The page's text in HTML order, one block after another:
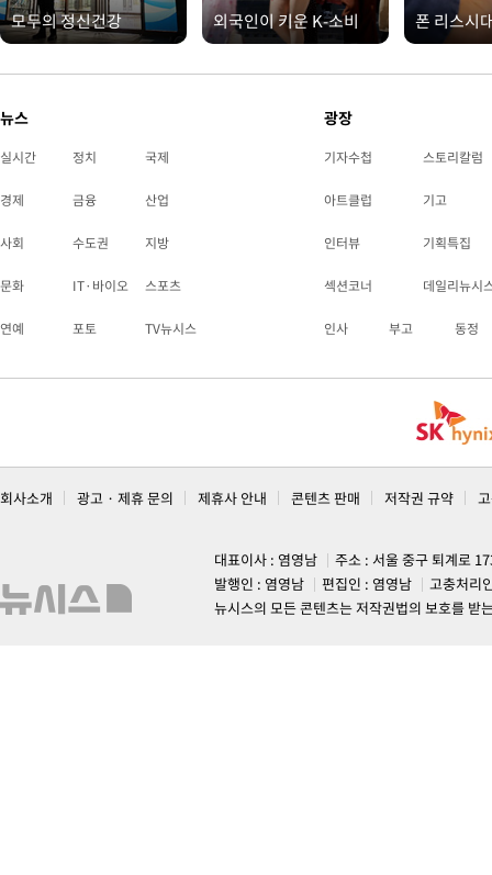
모두의 정신건강 외국인이 키운 K-소비 폰 리스시
뉴스
실시간 정치 국제
경제 금융 산업
사회 수도권 지방
문화 IT·바이오 스포츠
연예 포토 TV뉴시스
광장
기자수첩 스토리칼럼
아트클럽 기고
인터뷰 기획특집
섹션코너 데일리뉴시
인사 부고 동정
회사소개 광고 · 제휴 문의 제휴사 안내 콘텐츠 판매 저작권 규약
대표이사 : 염영남
주소 : 서울 중구 퇴계로
발행인 : 염영남
편집인 : 염영남
고충처리
뉴시스의 모든 콘텐츠는 저작권법의 보호를